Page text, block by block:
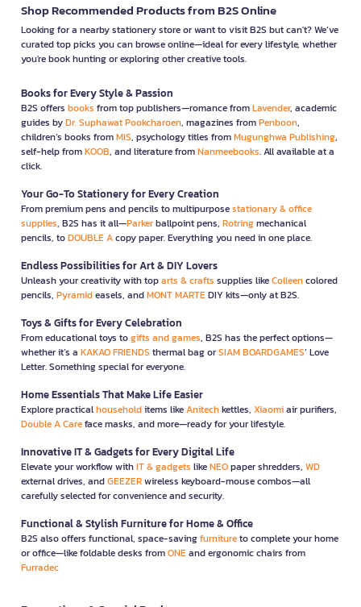
Shop Recommended Products from B2S Online
Looking for a nearby stationery store or want to visit B2S but can't? We’ve
curated top picks you can browse online—ideal for every lifestyle, whether
you're book hunting or exploring other creative tools.
Books for Every Style & Passion
B2S offers books from top publishers—romance fromLavender, academic
guides byDr. Suphawat Pookcharoen, magazines fromPenboon,
children’s books fromMIS, psychology titles fromMugunghwa Publishing,
self-help fromKOOB, and literature fromNanmeebooks. All available at a
click.
Your Go-To Stationery for Every Creation
From premium pens and pencils to multipurposestationary & office
supplies, B2S has it all—Parkerballpoint pens, Rotringmechanical
pencils, toDOUBLE Acopy paper. Everything you need in one place.
Endless Possibilities for Art & DIY Lovers
Unleash your creativity with toparts & crafts supplies likeColleencolored
pencils, Pyramideasels, andMONT MARTEDIY kits—only at B2S.
Toys & Gifts for Every Celebration
From educational toys togifts and games, B2S has the perfect options—
whether it’s a KAKAO FRIENDS thermal bag orSIAM BOARDGAMES’ Love
Letter. Something special for everyone.
Home Essentials That Make Life Easier
Explore practicalhouseholditems likeAnitechkettles, Xiaomiair purifiers,
Double A Careface masks, and more—ready for your lifestyle.
Innovative IT & Gadgets for Every Digital Life
Elevate your workflow withIT & gadgets likeNEOpaper shredders, WD
external drives, andGEEZERwireless keyboard-mouse combos—all
carefully selected for convenience and security.
Functional & Stylish Furniture for Home & Office
B2S also offers functional, space-savingfurnitureto complete your home
or office—like foldable desks fromONEand ergonomic chairs from
Furradec